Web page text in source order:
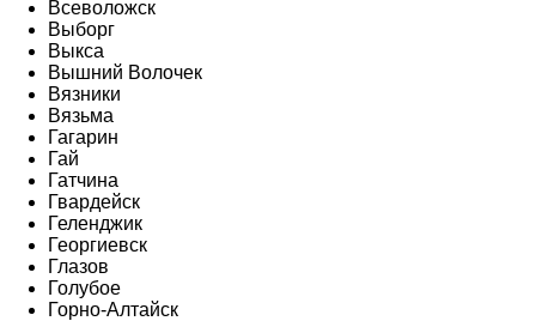
Всеволожск
Выборг
Выкса
Вышний Волочек
Вязники
Вязьма
Гагарин
Гай
Гатчина
Гвардейск
Геленджик
Георгиевск
Глазов
Голубое
Горно-Алтайск